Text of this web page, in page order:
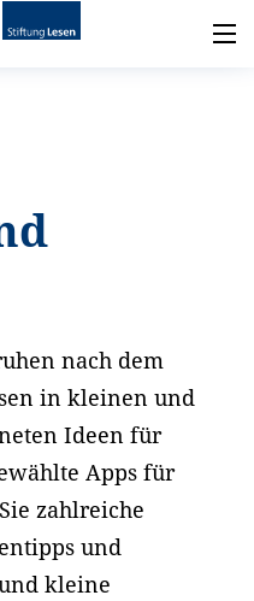
nach dem
in kleinen und
Ideen für
Apps für
zahlreiche
und
kleine